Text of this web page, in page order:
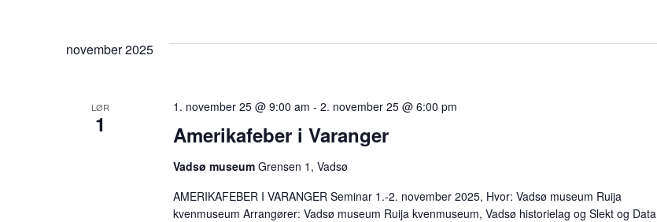
november 2025
LØR
1 Amerikafeber i Varanger
1. november 25 @ 9:00 am - 2. november 25 @ 6:00 pm
Vadsø museum Grensen 1, Vadsø
AMERIKAFEBER I VARANGER Seminar 1.-2. november 2025, Hvor: Vadsø museum Ruija
kvenmuseum Arrangører: Vadsø museum Ruija kvenmuseum, Vadsø historielag og Slekt og Data